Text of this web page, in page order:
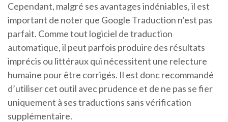
Cependant, malgré ses avantages indéniables, il est
important de noter que Google Traduction n’est pas
parfait. Comme tout logiciel de traduction
automatique, il peut parfois produire des résultats
imprécis ou littéraux qui nécessitent une relecture
humaine pour être corrigés. Il est donc recommandé
d’utiliser cet outil avec prudence et de ne pas se fier
uniquement à ses traductions sans vérification
supplémentaire.